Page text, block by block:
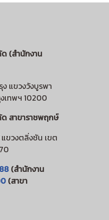
(สำนักงาน
แขวงวังบูรพา
เทพฯ 10200
สาขาราชพฤกษ์
ขวงตลิ่งชัน เขต
(สำนักงาน
(สาขา